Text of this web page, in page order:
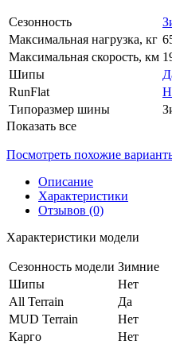
Сезонность
Максимальная нагрузка, кг
Максимальная скорость, км
Шипы
RunFlat
Типоразмер шины
Показать все
Посмотреть похожие
Описание
Характеристики
Отзывов (0)
Характеристики модели
Сезонность модели Зимние
Шипы
Нет
All Terrain
Да
MUD Terrain
Нет
Карго
Нет